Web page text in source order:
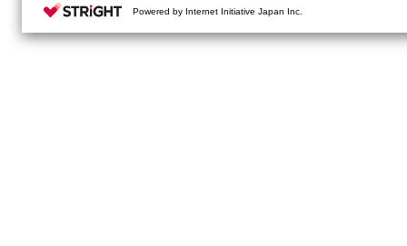
Powered by Internet Initiative Japan Inc.